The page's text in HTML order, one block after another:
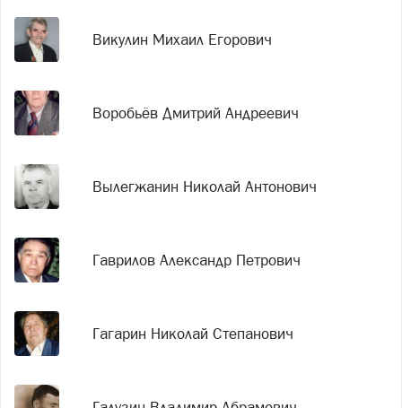
Викулин Михаил Егорович
Воробьёв Дмитрий Андреевич
Вылегжанин Николай Антонович
Гаврилов Александр Петрович
Гагарин Николай Степанович